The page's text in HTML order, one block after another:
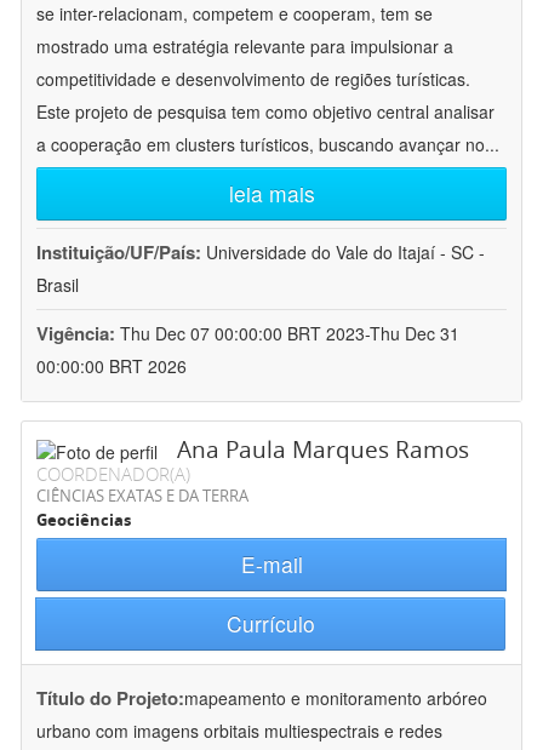
se inter-relacionam, competem e cooperam, tem se
mostrado uma estratégia relevante para impulsionar a
competitividade e desenvolvimento de regiões turísticas.
Este projeto de pesquisa tem como objetivo central analisar
a cooperação em clusters turísticos, buscando avançar no...
leia mais
Instituição/UF/País: Universidade do Vale do Itajaí - SC -
Brasil
Vigência: Thu Dec 07 00:00:00 BRT 2023-Thu Dec 31
00:00:00 BRT 2026
Ana Paula Marques Ramos
COORDENADOR(A)
CIÊNCIAS EXATAS E DA TERRA
Geociências
E-mail
Currículo
Título do Projeto:mapeamento e monitoramento arbóreo
urbano com imagens orbitais multiespectrais e redes